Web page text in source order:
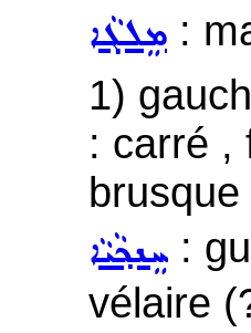
ܡܸܠܓܵܐ :
1)
: carré ,
ܚܸܢܟ݂ܵܝܵܐ :
vélaire